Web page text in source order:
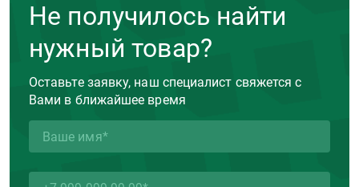
Не получилось найти
нужный товар?
Оставьте заявку, наш специалист свяжется с
Вами в ближайшее время